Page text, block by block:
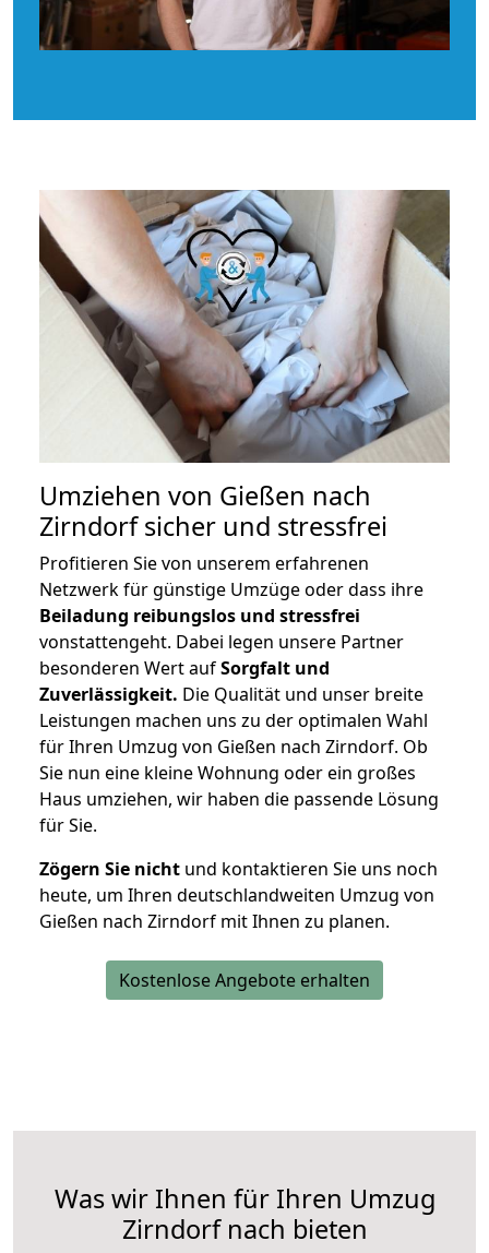
Umziehen von Gießen nach
Zirndorfsicher und stressfrei
Profitieren Sie von unserem erfahrenen
Netzwerk für günstige Umzüge oder dass ihre
Beiladung reibungslos und stressfrei
vonstattengeht. Dabei legen unsere Partner
besonderen Wert aufSorgfalt und
Zuverlässigkeit. Die Qualität und unser breite
Leistungen machen uns zu der optimalen Wahl
für Ihren Umzug von Gießen nach Zirndorf. Ob
Sie nun eine kleine Wohnung oder ein großes
Haus umziehen, wir haben die passende Lösung
für Sie.
Zögern Sie nicht und kontaktieren Sie uns noch
heute, um Ihren deutschlandweiten Umzug von
Gießen nach Zirndorf mit Ihnen zu planen.
Kostenlose Angebote erhalten
Was wir Ihnen für Ihren Umzug
Zirndorf nach bieten